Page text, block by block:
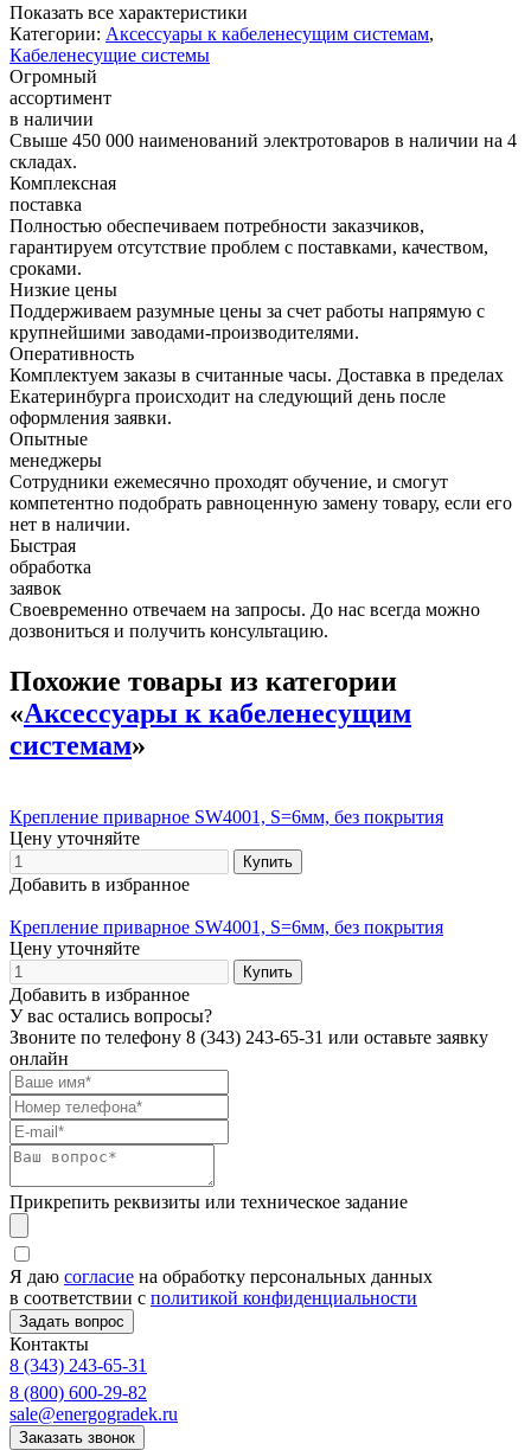
Показать все характеристики
Категории: Аксессуары к кабеленесущим системам,
Кабеленесущие системы
Огромный
ассортимент
в наличии
Свыше 450 000 наименований электротоваров в наличии на 4
складах.
Комплексная
поставка
Полностью обеспечиваем потребности заказчиков,
гарантируем отсутствие проблем с поставками, качеством,
сроками.
Низкие цены
Поддерживаем разумные цены за счет работы напрямую с
крупнейшими заводами-производителями.
Оперативность
Комплектуем заказы в считанные часы. Доставка в пределах
Екатеринбурга происходит на следующий день после
оформления заявки.
Опытные
менеджеры
Сотрудники ежемесячно проходят обучение, и смогут
компетентно подобрать равноценную замену товару, если его
нет в наличии.
Быстрая
обработка
заявок
Своевременно отвечаем на запросы. До нас всегда можно
дозвониться и получить консультацию.
Похожие товары из категории
«Аксессуары к кабеленесущим
системам»
Крепление приварное SW4001, S=6мм, без покрытия
Цену уточняйте
Добавить в избранное
Крепление приварное SW4001, S=6мм, без покрытия
Цену уточняйте
Добавить в избранное
У вас остались вопросы?
Звоните по телефону 8 (343) 243-65-31 или оставьте заявку
онлайн
Прикрепить реквизиты или техническое задание
Я даю согласие на обработку персональных данных
в соответствии с политикой конфиденциальности
Контакты
8 (343) 243-65-31
8 (800) 600-29-82
sale@energogradek.ru